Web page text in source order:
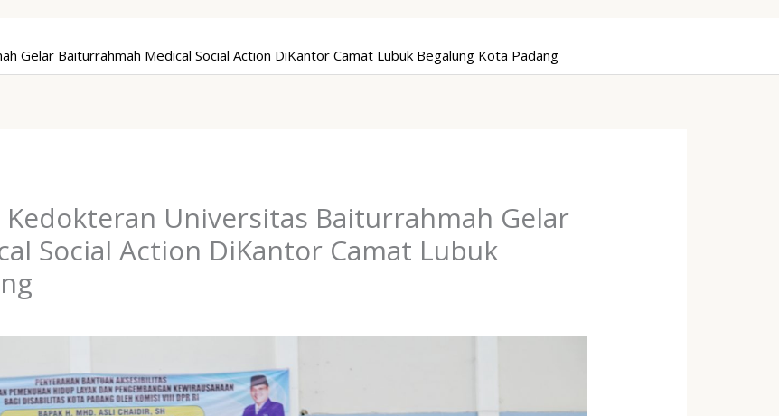
Gelar Baiturrahmah Medical Social Action DiKantor Camat Lubuk Begalung Kota Padang
Kedokteran Universitas Baiturrahmah Gelar
Social Action DiKantor Camat Lubuk